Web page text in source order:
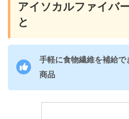
アイソカルファイバ
と
手軽に食物繊維を補給
商品